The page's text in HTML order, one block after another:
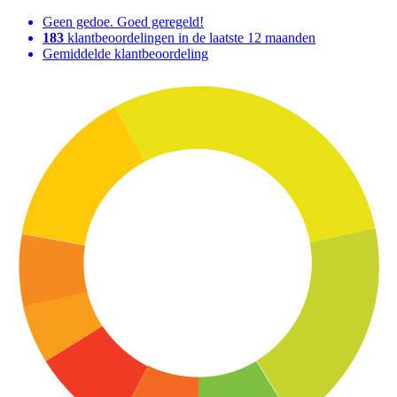
Geen gedoe. Goed geregeld!
183 klantbeoordelingen in de laatste 12 maanden
Gemiddelde klantbeoordeling